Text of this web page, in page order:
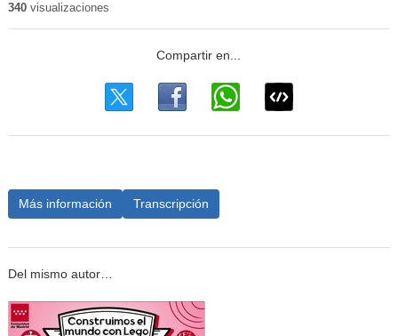
340visualizaciones
Más información Transcripción
Del mismo autor…